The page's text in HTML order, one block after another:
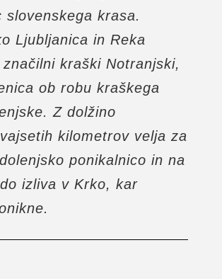
slovenskega krasa.
Ljubljanica in Reka
kraški Notranjski,
ob robu kraškega
Z dolžino
kilometrov velja za
ponikalnico in na
izliva v Krko, kar